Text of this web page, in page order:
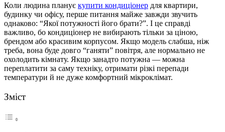
Коли людина планує купити кондиціонер для квартири,
будинку чи офісу, перше питання майже завжди звучить
однаково: “Якої потужності його брати?”. І це справді
важливо, бо кондиціонер не вибирають тільки за ціною,
брендом або красивим корпусом. Якщо модель слабша, ніж
треба, вона буде довго “ганяти” повітря, але нормально не
охолодить кімнату. Якщо занадто потужна — можна
переплатити за саму техніку, отримати різкі перепади
температури й не дуже комфортний мікроклімат.
Зміст